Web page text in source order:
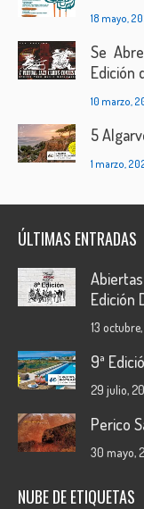
18 mayo,
Se
Edición
10 marzo,
5
1 marzo,
ÚLTIMAS ENTRADAS
Edición
13
9ª
29 julio,
Perico
30 mayo,
NUBE DE ETIQUETAS